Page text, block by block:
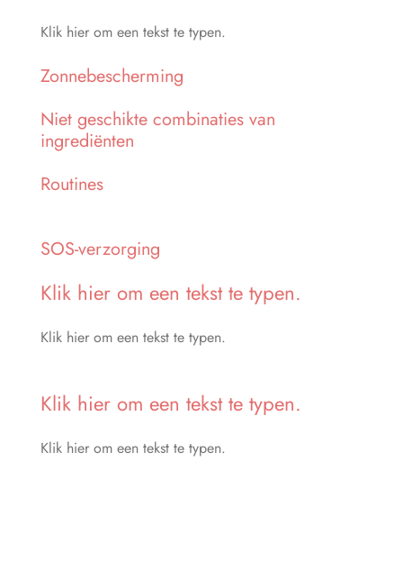
Klik hier om een tekst te typen.
Zonnebescherming
Niet geschikte combinaties van
ingrediënten
Routines
SOS-verzorging
Klik hier om een tekst te typen.
Klik hier om een tekst te typen.
Klik hier om een tekst te typen.
Klik hier om een tekst te typen.